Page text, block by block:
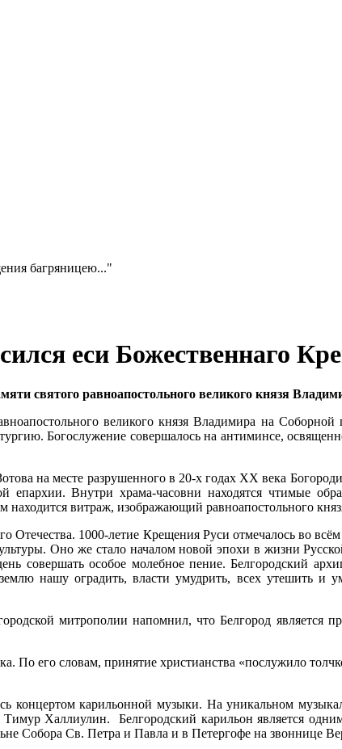
еси Божественнаго
святого равноапостольного великого князя
великого князя Владимира на
Богослужение совершалось на антиминсе,
на месте разрушенного в 20-х годах XX века
епархии. Внутри храма-часовни находятся чтимые
находится витраж, изображающий равноапостольного
1000-летие Крещения Руси отмечалось во
Оно же стало началом новой эпохи в жизни
совершать особое молебное пение. Белгородский
нашу оградить, власти умудрить, всех утешить и
митрополии напомнил, что Белгород является
По его словам, принятие христианства «послужило
концертом карильонной музыки. На уникальном
Тимур Халлиулин. Белгородский карильон является
Собора Св. Петра и Павла и в Петергофе на звоннице